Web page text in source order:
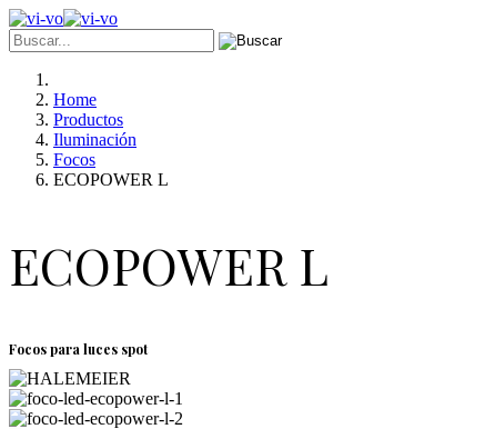
Home
Productos
Iluminación
Focos
ECOPOWER L
ECOPOWER L
Focos para luces spot